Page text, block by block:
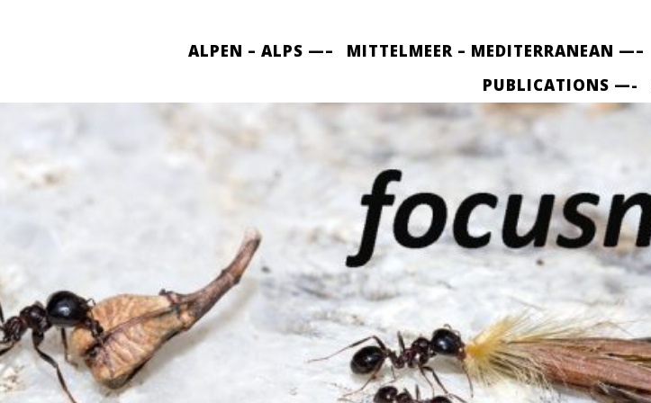
ALPEN – ALPS —– MITTELMEER – MEDITERRANEAN —–
PUBLICATIONS —-